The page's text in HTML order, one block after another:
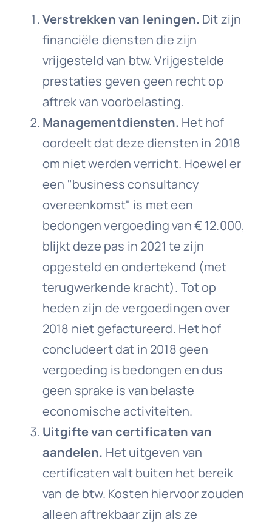
Verstrekken van leningen. Dit zijn
financiële diensten die zijn
vrijgesteld van btw. Vrijgestelde
prestaties geven geen recht op
aftrek van voorbelasting.
Managementdiensten. Het hof
oordeelt dat deze diensten in 2018
om niet werden verricht. Hoewel er
een "business consultancy
overeenkomst" is met een
bedongen vergoeding van € 12.000,
blijkt deze pas in 2021 te zijn
opgesteld en ondertekend (met
terugwerkende kracht). Tot op
heden zijn de vergoedingen over
2018 niet gefactureerd. Het hof
concludeert dat in 2018 geen
vergoeding is bedongen en dus
geen sprake is van belaste
economische activiteiten.
Uitgifte van certificaten van
aandelen. Het uitgeven van
certificaten valt buiten het bereik
van de btw. Kosten hiervoor zouden
alleen aftrekbaar zijn als ze